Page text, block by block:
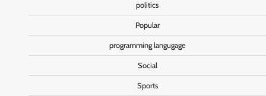
politics
Popular
programming langugage
Social
Sports